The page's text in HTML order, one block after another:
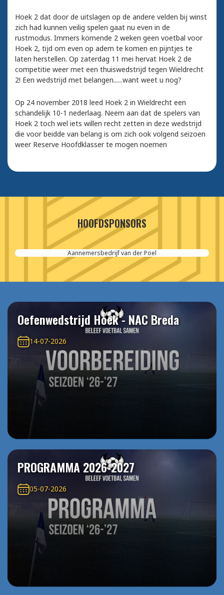
Hoek 2 dat door de uitslagen op de andere velden bij winst
zich had kunnen veilig spelen gaat nu even in de
rustmodus. Immers komende 2 weken geen voetbal voor
Hoek 2, tijd om even op adem te komen en pijntjes te
laten herstellen. Op zaterdag 11 mei hervat Hoek 2 de
competitie weer met een thuiswedstrijd tegen Wieldrecht
2! Een wedstrijd met belangen......want weet u nog?
Op 24 november 2018 leed Hoek 2 in Wieldrecht een
schandelijk 10-1 nederlaag. Neem aan dat de spelers van
Hoek 2 toch wel iets willen recht zetten in deze wedstrijd
die voor beidde van belang is om zich ook volgend seizoen
weer Reserve Hoofdklasser te mogen noemen
HOOFDSPONSORS
Aannemersbedrijf van der Poel
Oefenwedstrijd Hoek - NAC Breda
14-07-2026
PROGRAMMA 2026-2027
05-07-2026